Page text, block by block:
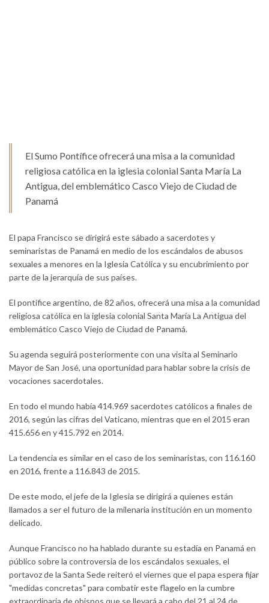
El Sumo Pontífice ofrecerá una misa a la comunidad
religiosa católica en la iglesia colonial Santa María La
Antigua, del emblemático Casco Viejo de Ciudad de
Panamá
El papa Francisco se dirigirá este sábado a sacerdotes y
seminaristas de Panamá en medio de los escándalos de abusos
sexuales a menores en la Iglesia Católica y su encubrimiento por
parte de la jerarquía de sus países.
El pontífice argentino, de 82 años, ofrecerá una misa a la comunidad
religiosa católica en la iglesia colonial Santa María La Antigua del
emblemático Casco Viejo de Ciudad de Panamá.
Su agenda seguirá posteriormente con una visita al Seminario
Mayor de San José, una oportunidad para hablar sobre la crisis de
vocaciones sacerdotales.
En todo el mundo había 414.969 sacerdotes católicos a finales de
2016, según las cifras del Vaticano, mientras que en el 2015 eran
415.656 en y 415.792 en 2014.
La tendencia es similar en el caso de los seminaristas, con 116.160
en 2016, frente a 116.843 de 2015.
De este modo, el jefe de la Iglesia se dirigirá a quienes están
llamados a ser el futuro de la milenaria institución en un momento
delicado.
Aunque Francisco no ha hablado durante su estadía en Panamá en
público sobre la controversia de los escándalos sexuales, el
portavoz de la Santa Sede reiteró el viernes que el papa espera fijar
"medidas concretas" para combatir este flagelo en la cumbre